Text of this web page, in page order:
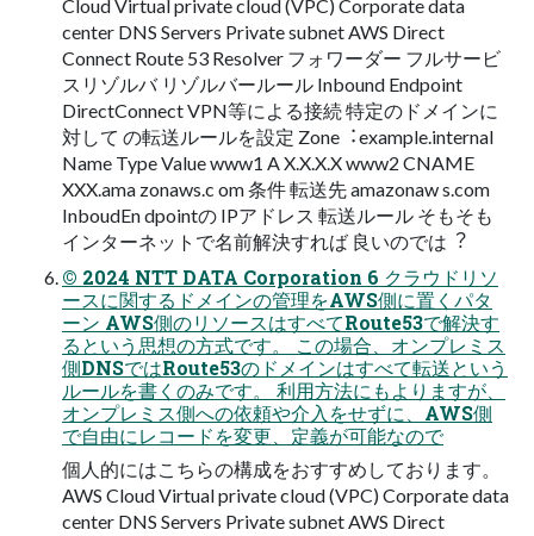
Cloud Virtual private cloud (VPC) Corporate data
center DNS Servers Private subnet AWS Direct
Connect Route 53 Resolver フォワーダー フルサービ
スリゾルバ リゾルバールール Inbound Endpoint
DirectConnect VPN等による接続 特定のドメインに
対して の転送ルールを設定 Zone︓example.internal
Name Type Value www1 A X.X.X.X www2 CNAME
XXX.ama zonaws.c om 条件 転送先 amazonaw s.com
InboudEn dpointの IPアドレス 転送ルール そもそも
インターネットで名前解決すれば 良いのでは︖
© 2024 NTT DATA Corporation 6 クラウドリソ
ースに関するドメインの管理をAWS側に置くパタ
ーン AWS側のリソースはすべてRoute53で解決す
るという思想の⽅式です。 この場合、オンプレミス
側DNSではRoute53のドメインはすべて転送という
ルールを書くのみです。 利⽤⽅法にもよりますが、
オンプレミス側への依頼や介⼊をせずに、AWS側
で⾃由にレコードを変更、定義が可能なので
個⼈的にはこちらの構成をおすすめしております。
AWS Cloud Virtual private cloud (VPC) Corporate data
center DNS Servers Private subnet AWS Direct